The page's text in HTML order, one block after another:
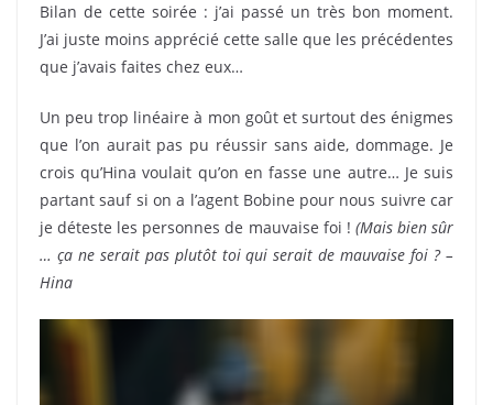
Bilan de cette soirée : j’ai passé un très bon moment.
J’ai juste moins apprécié cette salle que les précédentes
que j’avais faites chez eux…
Un peu trop linéaire à mon goût et surtout des énigmes
que l’on aurait pas pu réussir sans aide, dommage. Je
crois qu’Hina voulait qu’on en fasse une autre… Je suis
partant sauf si on a l’agent Bobine pour nous suivre car
je déteste les personnes de mauvaise foi ! (Mais bien sûr
… ça ne serait pas plutôt toi qui serait de mauvaise foi ? –
Hina